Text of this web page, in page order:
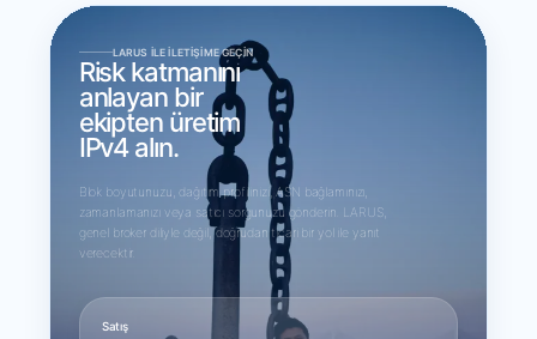
LARUS ILE İLETIŞIME GEÇIN
Risk katmanını
anlayan bir
ekipten üretim
IPv4 alın.
Blok boyutunuzu, dağıtım profilinizi, ASN bağlamınızı,
zamanlamanızı veya satıcı sorgunuzu gönderin. LARUS,
genel broker diliyle değil, doğrudan ticari bir yol ile yanıt
verecektir.
Satış